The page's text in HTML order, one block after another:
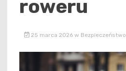
roweru
25 marca 2026 w Bezpieczeństwo